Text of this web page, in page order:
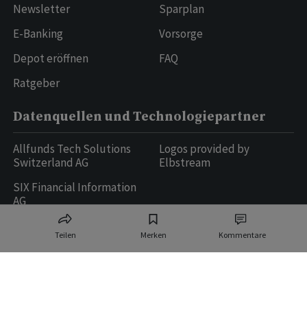
Teilen Merken Kommentare
Newsletter
E-Banking
Depot eröffnen
Ratgeber
Sparplan
Vorsorge
FAQ
Datenquellen und Technologiepartner
Allfunds Tech Solutions
Switzerland AG
SIX Financial Information
AG
Logos provided by
Elbstream
Ringier AG | Ringier Medien Schweiz